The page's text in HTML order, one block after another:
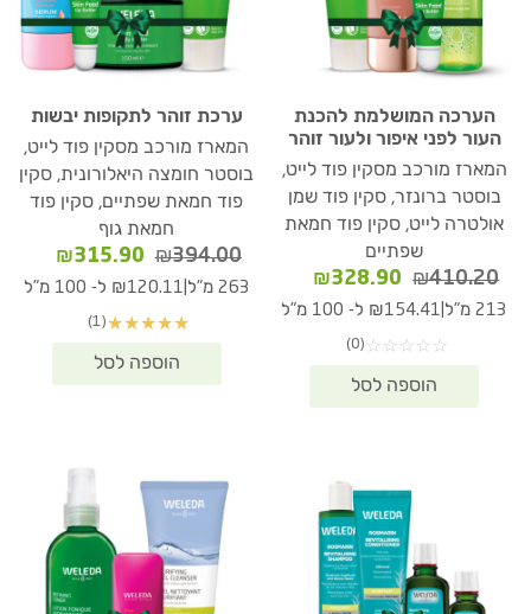
הערכה המושלמת להכנת
העור לפני איפור ולעור זוהר
המארז מורכב מסקין פוד לייט,
בוסטר ברונזר, סקין פוד שמן
אולטרה לייט, סקין פוד חמאת
שפתיים
₪410.20
המחיר
המקורי
₪410.20.
₪328.90
המחיר
הנוכחי
213 מ"ל ₪154.41 ל- 100 מ"ל
☆
☆
☆
☆
☆
(0)
ערכת זוהר לתקופות יבשות
המארז מורכב מסקין פוד לייט,
בוסטר חומצה היאלורונית, סקין
פוד חמאת שפתיים, סקין פוד
חמאת גוף
₪394.00
המחיר
המקורי
₪394.00.
₪315.90
הנוכחי
263 מ"ל ₪120.11 ל- 100 מ"ל
★
★
★
★
★
(1)